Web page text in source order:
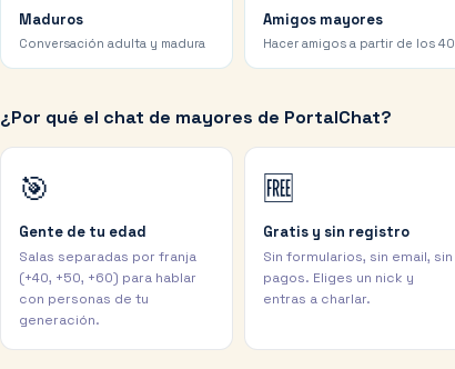
Maduros
Conversación adulta y madura
Amigos mayores
Hacer amigos a partir de los 40
¿Por qué el chat de mayores de PortalChat?
🎯
Gente de tu edad
Salas separadas por franja
(+40, +50, +60) para hablar
con personas de tu
generación.
🆓
Gratis y sin registro
Sin formularios, sin email, sin
pagos. Eliges un nick y
entras a charlar.